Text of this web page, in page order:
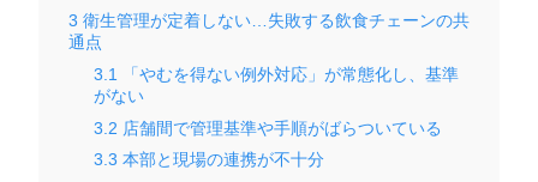
3 衛生管理が定着しない…失敗する飲食チェーンの共
通点
3.1
「やむを得ない例外対応」が常態化し、基準
がない
3.2 店舗間で管理基準や手順がばらついている
3.3 本部と現場の連携が不十分